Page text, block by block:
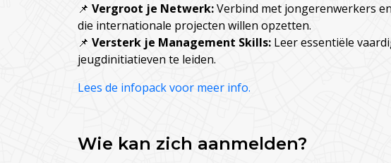
📌 Vergroot je Netwerk:Verbind met jongerenwerkers
die internationale projecten willen opzetten.
📌 Versterk je Management Skills: Leer essentiële
jeugdinitiatieven te leiden.
Lees de infopack voor meer info.
Wie kan zich aanmelden?